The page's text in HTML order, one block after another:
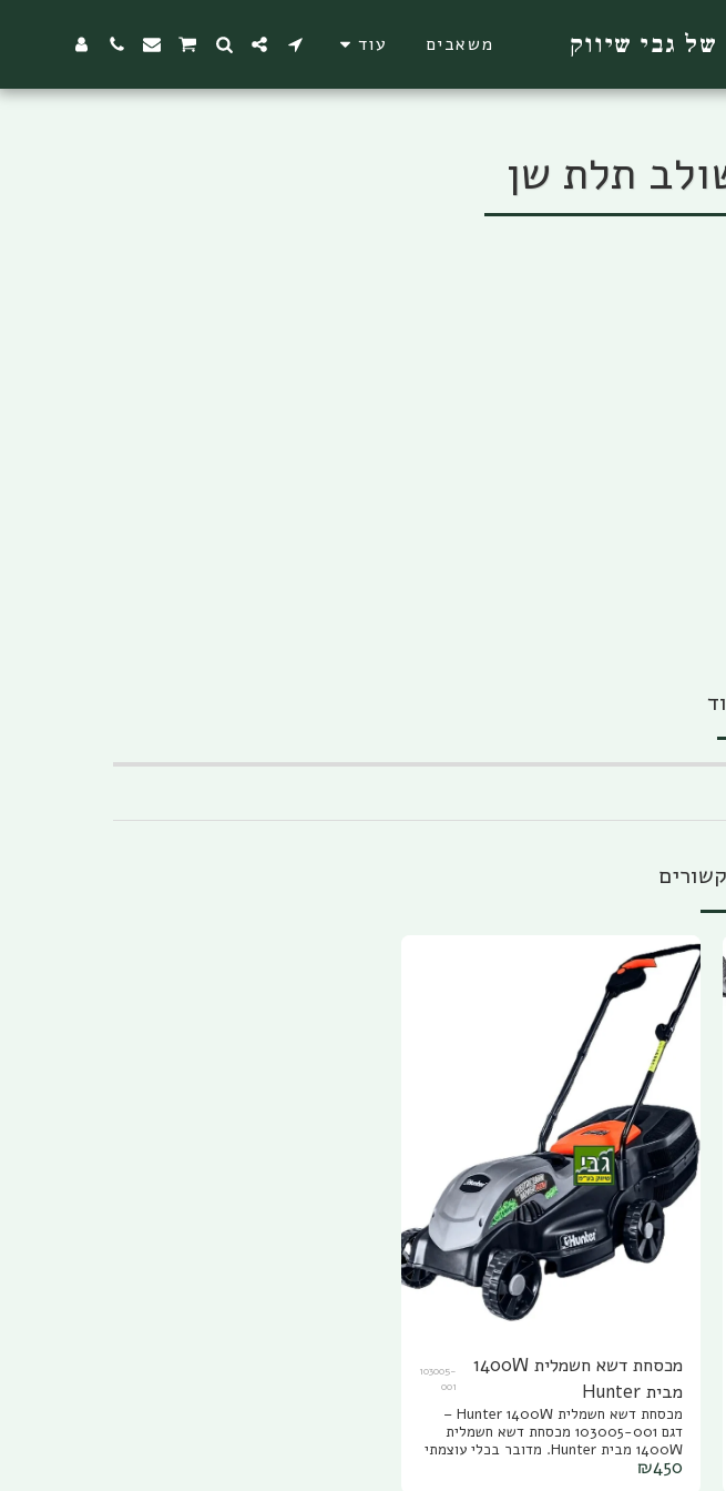
של גבי שיווק משאבים עוד
תלת שן
מכסחת דשא חשמלית 1400W
מבית Hunter
103005-
001
מכסחת דשא חשמלית Hunter 1400W –
דגם 103005-001 מכסחת דשא חשמלית
1400W מבית Hunter. מדובר בכלי עוצמתי
המתאים גם לגינה ביתית וגם שימושי מאוד
₪450